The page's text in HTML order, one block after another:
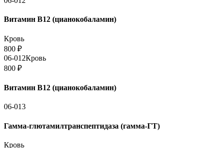
Витамин В12 (цианокобаламин)
Кровь
800 ₽
06-012Кровь
800 ₽
Витамин В12 (цианокобаламин)
06-013
Гамма-глютамилтранспептидаза (гамма-ГТ)
Кровь